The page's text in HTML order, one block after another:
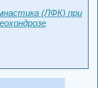
(ЛФК) при